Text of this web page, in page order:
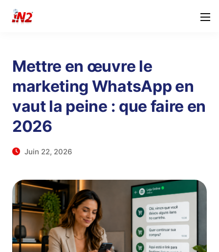
Mettre en œuvre le
marketing WhatsApp en
vaut la peine : que faire en
2026
Juin 22, 2026